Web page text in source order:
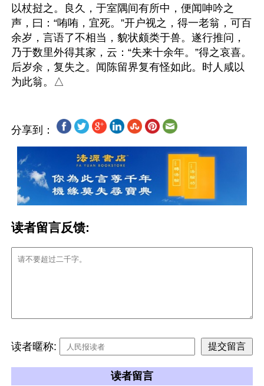
以杖挝之。良久，于室隅间有所中，便闻呻吟之
声，曰：“哊哊，宜死。”开户视之，得一老翁，可百
余岁，言语了不相当，貌状颇类于兽。遂行推问，
乃于数里外得其家，云：“失来十余年。”得之哀喜。
后岁余，复失之。闻陈留界复有怪如此。时人咸以
分享到：
读者留言反馈:
读者暱称:
读者留言